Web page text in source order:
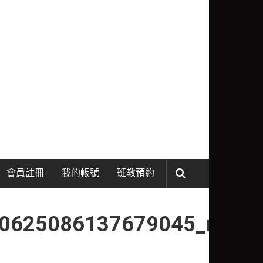
會員註冊 我的帳號 班教預約